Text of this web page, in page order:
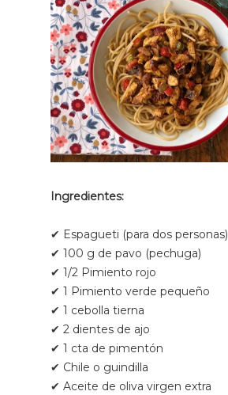
Ingredientes:
✔ Espagueti (para dos personas)
✔ 100 g de pavo (pechuga)
✔ 1/2 Pimiento rojo
✔ 1 Pimiento verde pequeño
✔ 1 cebolla tierna
✔ 2 dientes de ajo
✔ 1 cta de pimentón
✔ Chile o guindilla
✔ Aceite de oliva virgen extra